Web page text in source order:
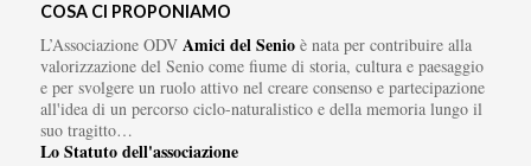
COSA CI PROPONIAMO
L’Associazione ODV Amici del Senioè nata per contribuire alla
valorizzazione del Senio come fiume di storia, cultura e paesaggio
e per svolgere un ruolo attivo nel creare consenso e partecipazione
all'idea di un percorso ciclo-naturalistico e della memoria lungo il
suo tragitto…
Lo Statuto dell'associazione